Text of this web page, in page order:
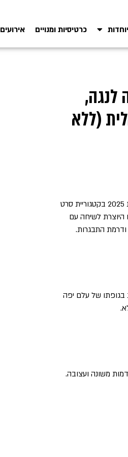
כרטיסיות ומנויים אירועים
לנגה,
(ללא
גן דה לנגה היא במאית קולנוע, תסריטאית ואמנית ישראלית, כלת פרס אופיר לשנת 2025 בקטגוריית סרט
היוצרת לשיחה עם
ודרמת התבגרות.
בגופתו של עלם יפה
משונה ועצובה.